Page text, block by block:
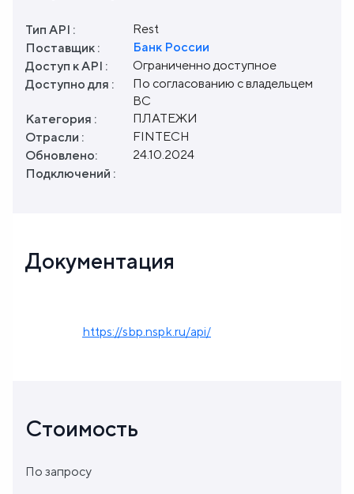
Тип API :
Rest
Поставщик :
Банк России
Доступ к API :
Ограниченно доступное
Доступно для :
По согласованию с владельцем
ВС
Категория :
ПЛАТЕЖИ
Отрасли :
FINTECH
Обновлено:
24.10.2024
Подключений :
Документация
https://sbp.nspk.ru/api/
Стоимость
По запросу